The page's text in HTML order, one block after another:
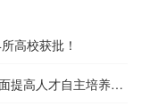
高校获批！
提高人才自主培养质